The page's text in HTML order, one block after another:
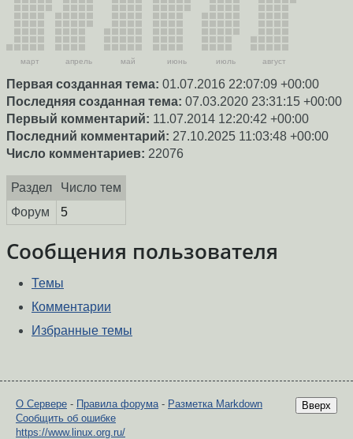
март апрель май июнь июль август
Первая созданная тема: 01.07.2016 22:07:09 +00:00
Последняя созданная тема: 07.03.2020 23:31:15 +00:00
Первый комментарий: 11.07.2014 12:20:42 +00:00
Последний комментарий: 27.10.2025 11:03:48 +00:00
Число комментариев: 22076
Раздел
Число тем
Форум
5
Сообщения пользователя
Темы
Комментарии
Избранные темы
Вверх
О Сервере - Правила форума - Разметка Markdown
Сообщить об ошибке
https://www.linux.org.ru/